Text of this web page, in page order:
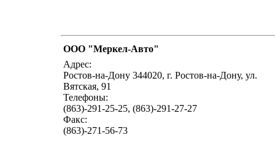
OOO "Меркел-Авто"
Адрес:
Ростов-на-Дону 344020, г. Ростов-на-Дону, ул.
Вятская, 91
Телефоны:
(863)-291-25-25, (863)-291-27-27
Факс:
(863)-271-56-73